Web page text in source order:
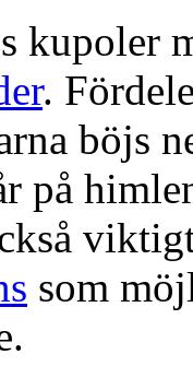
kupoler
.
böjs
på
som